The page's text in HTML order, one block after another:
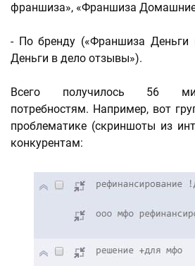
франшиза», «Франшиза Домашние
- По бренду («Франшиза Деньги
Деньги в дело отзывы»).
Всего получилось 56
потребностям. Например, вот
проблематике (скриншоты из
конкурентам: